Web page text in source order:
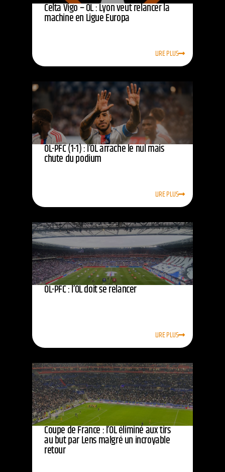
Celta Vigo – OL : Lyon veut relancer la
machine en Ligue Europa
LIRE PLUS
OL-PFC (1-1) : l’OL arrache le nul mais
chute du podium
LIRE PLUS
OL-PFC : l’OL doit se relancer
LIRE PLUS
Coupe de France : l’OL éliminé aux tirs
au but par Lens malgré un incroyable
retour